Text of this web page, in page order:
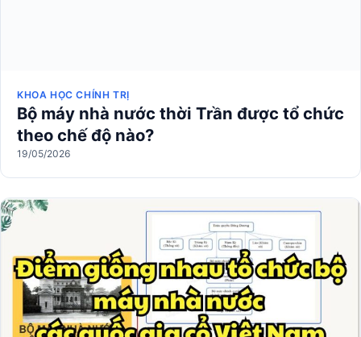
KHOA HỌC CHÍNH TRỊ
Bộ máy nhà nước thời Trần được tổ chức
theo chế độ nào?
19/05/2026